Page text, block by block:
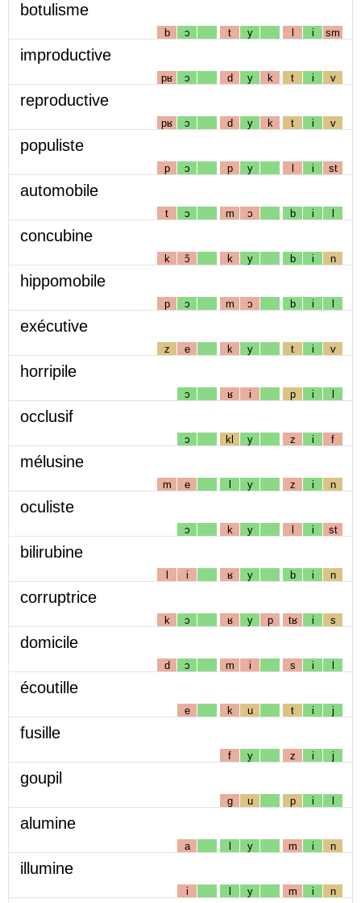
botulisme
b ɔ t y l i sm
improductive
pʁ ɔ d y k t i v
reproductive
pʁ ɔ d y k t i v
populiste
p ɔ p y l i st
automobile
t ɔ m ɔ b i l
concubine
k ɔ̃ k y b i n
hippomobile
p ɔ m ɔ b i l
exécutive
z e k y t i v
horripile
ɔ ʁ i p i l
occlusif
ɔ kl y z i f
mélusine
m e l y z i n
oculiste
ɔ k y l i st
bilirubine
l i ʁ y b i n
corruptrice
k ɔ ʁ y p tʁ i s
domicile
d ɔ m i s i l
écoutille
e k u t i j
fusille
f y z i j
goupil
g u p i l
alumine
a l y m i n
illumine
i l y m i n